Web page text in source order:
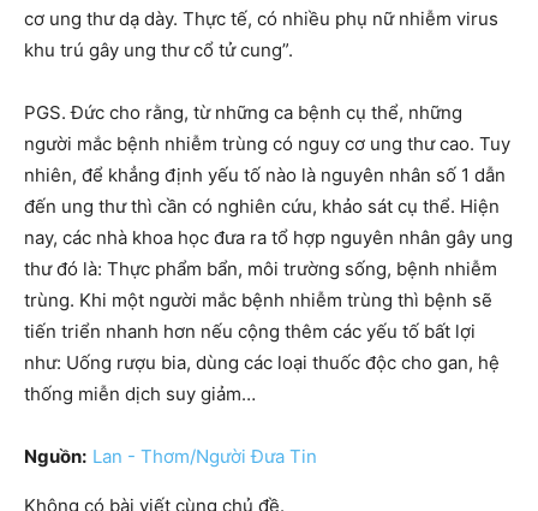
cơ ung thư dạ dày. Thực tế, có nhiều phụ nữ nhiễm virus
khu trú gây ung thư cổ tử cung”.
PGS. Đức cho rằng, từ những ca bệnh cụ thể, những
người mắc bệnh nhiễm trùng có nguy cơ ung thư cao. Tuy
nhiên, để khẳng định yếu tố nào là nguyên nhân số 1 dẫn
đến ung thư thì cần có nghiên cứu, khảo sát cụ thể. Hiện
nay, các nhà khoa học đưa ra tổ hợp nguyên nhân gây ung
thư đó là: Thực phẩm bẩn, môi trường sống, bệnh nhiễm
trùng. Khi một người mắc bệnh nhiễm trùng thì bệnh sẽ
tiến triển nhanh hơn nếu cộng thêm các yếu tố bất lợi
như: Uống rượu bia, dùng các loại thuốc độc cho gan, hệ
thống miễn dịch suy giảm…
Nguồn: Lan - Thơm/Người Đưa Tin
Không có bài viết cùng chủ đề.